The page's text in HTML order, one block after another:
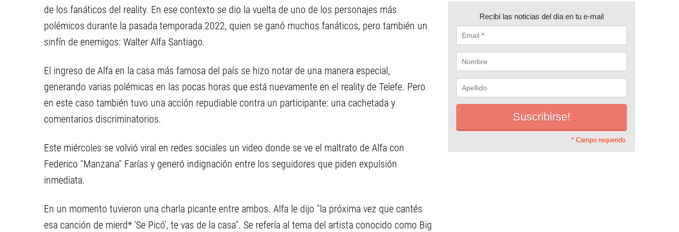
de los fanáticos del reality. En ese contexto se dio la vuelta de uno de los personajes más
polémicos durante la pasada temporada 2022, quien se ganó muchos fanáticos, pero también un
sinfín de enemigos: Walter Alfa Santiago.
El ingreso de Alfa en la casa más famosa del país se hizo notar de una manera especial,
generando varias polémicas en las pocas horas que está nuevamente en el reality de Telefe. Pero
en este caso también tuvo una acción repudiable contra un participante: una cachetada y
comentarios discriminatorios.
Este miércoles se volvió viral en redes sociales un video donde se ve el maltrato de Alfa con
Federico "Manzana" Farías y generó indignación entre los seguidores que piden expulsión
inmediata.
En un momento tuvieron una charla picante entre ambos. Alfa le dijo "la próxima vez que cantés
esa canción de mierd* 'Se Picó', te vas de la casa". Se refería al tema del artista conocido como Big
Recibí las noticias del día en tu e-mail
* Campo requerido